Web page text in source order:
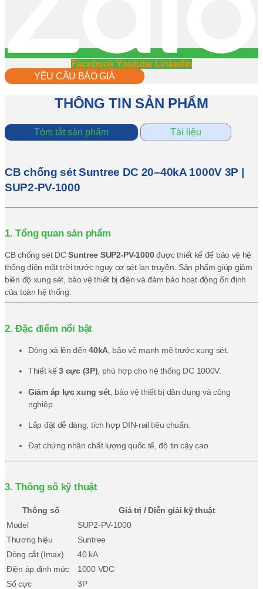
Facebook Youtube Linkedin
YÊU CẦU BÁO GIÁ
THÔNG TIN SẢN PHẨM
Tóm tắt sản phẩm Tài liệu
CB chống sét Suntree DC 20–40kA 1000V 3P |
SUP2-PV-1000
1. Tổng quan sản phẩm
CB chống sét DCSuntree SUP2-PV-1000được thiết kế để bảo vệ hệ
thống điện mặt trời trước nguy cơ sét lan truyền. Sản phẩm giúp giảm
biên độ xung sét, bảo vệ thiết bị điện và đảm bảo hoạt động ổn định
của toàn hệ thống.
2. Đặc điểm nổi bật
Dòng xả lên đến40kA , bảo vệ mạnh mẽ trước xung sét.
Thiết kế3 cực (3P), phù hợp cho hệ thống DC 1000V.
Giảm áp lực xung sét , bảo vệ thiết bị dân dụng và công
nghiệp.
Lắp đặt dễ dàng, tích hợp DIN-rail tiêu chuẩn.
Đạt chứng nhận chất lượng quốc tế, độ tin cậy cao.
3. Thông số kỹ thuật
Thông số
Giá trị / Diễn giải kỹ thuật
Model
SUP2-PV-1000
Thương hiệu
Suntree
Dòng cắt (Imax)
40 kA
Điện áp định mức
1000 VDC
Số cực
3P